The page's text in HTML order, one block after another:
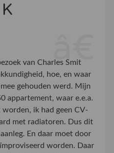
van Charles Smit
hoe, en waar
gehouden werd. Mijn
appartement, waar e.e.a.
ik had geen CV-
met radiatoren. Dus dit
En daar moet door
worden. Daar